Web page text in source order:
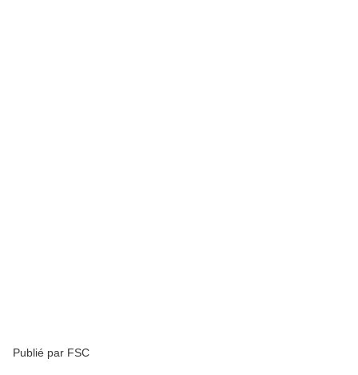
Publié par FSC